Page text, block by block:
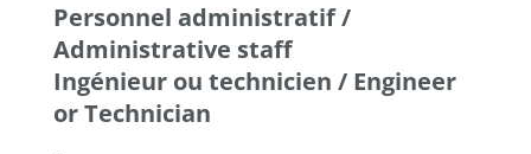
Personnel administratif /
Administrative staff
Ingénieur ou technicien / Engineer
or Technician